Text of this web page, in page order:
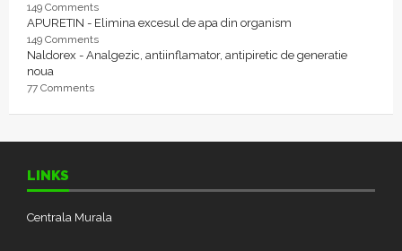
149 Comments
APURETIN - Elimina excesul de apa din organism
149 Comments
Naldorex - Analgezic, antiinflamator, antipiretic de generatie
noua
77 Comments
LINKS
Centrala Murala